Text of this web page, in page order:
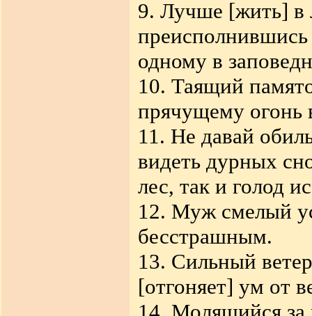
9. Лучше [жить] в
одному в
10. Таящий
прячущему огонь
11. Не давай
видеть дурных
лес, так и голод
12. Муж смелый
бесстрашным.
13. Сильный
[отгоняет] ум от